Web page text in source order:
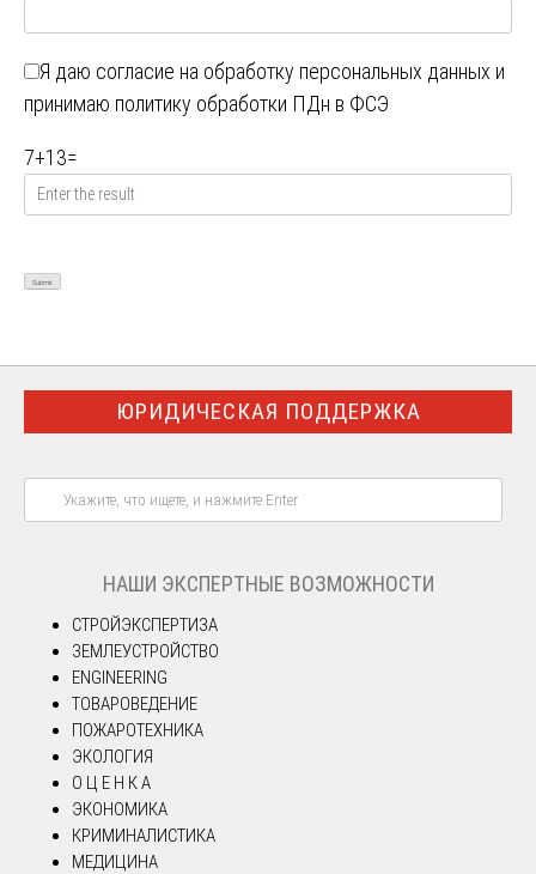
Я даю согласие на обработку персональных данных и
принимаю политику обработки ПДн в ФСЭ
7+13=
ЮРИДИЧЕСКАЯ ПОДДЕРЖКА
НАШИ ЭКСПЕРТНЫЕ ВОЗМОЖНОСТИ
СТРОЙЭКСПЕРТИЗА
ЗЕМЛЕУСТРОЙСТВО
ENGINEERING
ТОВАРОВЕДЕНИЕ
ПОЖАРОТЕХНИКА
ЭКОЛОГИЯ
О Ц Е Н К А
ЭКОНОМИКА
КРИМИНАЛИСТИКА
МЕДИЦИНА